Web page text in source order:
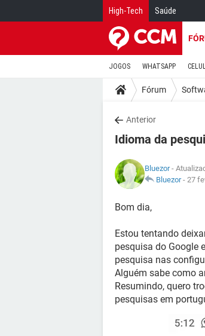
High-Tech Saúde
JOGOS WHATSAPP
Fórum
Anterior
Idioma da
Bluezor-
Bluezor- 27
Bom dia,
Estou tentando
pesquisa do Google
pesquisa nas
Alguém sabe como
Resumindo, quero
pesquisas em